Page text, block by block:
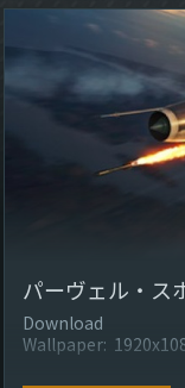
パーヴェル・ス
Download
Wallpaper: